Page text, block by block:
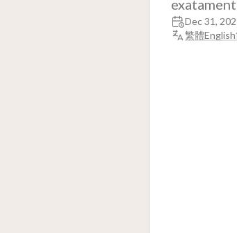
Dec 31,
繁體English